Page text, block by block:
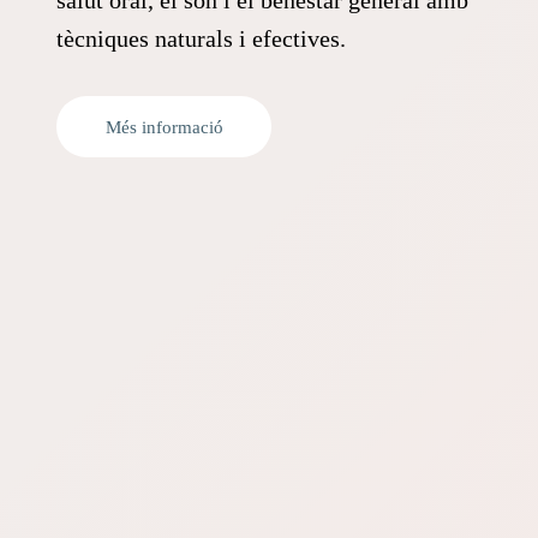
tècniques naturals i efectives.
Més informació